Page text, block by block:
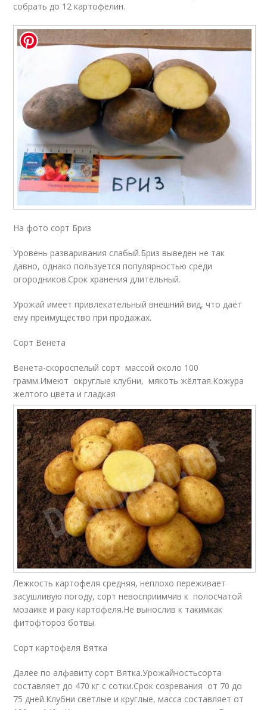
собрать до 12 картофелин.
На фото сорт Бриз
Уровень разваривания слабый.Бриз выведен не так
давно, однако пользуется популярностью среди
огородников.Срок хранения длительный.
Урожай имеет привлекательный внешний вид, что даёт
ему преимущество при продажах.
Сорт Венета
Венета-скороспелый сорт массой около 100
грамм.Имеют округлые клубни, мякоть жёлтая.Кожура
желтого цвета и гладкая
Лежкость картофеля средняя, неплохо переживает
засушливую погоду, сорт невосприимчив к полосчатой
мозаике и раку картофеля.Не вынослив к такимкак
фитофтороз ботвы.
Сорт картофеля Вятка
Далее по алфавиту сорт Вятка.Урожайностьсорта
составляет до 470 кг с сотки.Срок созревания от 70 до
75 дней.Клубни светлые и круглые, масса составляет от